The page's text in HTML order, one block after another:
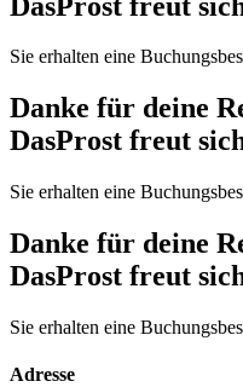
Sie erhalten eine
Danke für deine
DasProst freut
Sie erhalten eine
Danke für deine
DasProst freut
Sie erhalten eine
Adresse